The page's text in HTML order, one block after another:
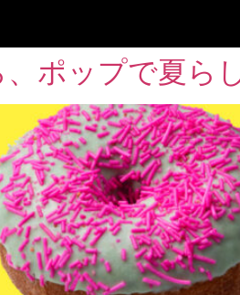
ポップで夏ら